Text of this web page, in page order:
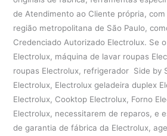
de Atendimento ao Cliente própria,
região metropolitana de São Paulo,
Credenciado Autorizado Electrolux. Se
Electrolux, máquina de lavar roupas
roupas Electrolux, refrigerador Side by
Electrolux, Electrolux geladeira duplex
Electrolux, Cooktop Electrolux, Forno
Electrolux, necessitarem de reparos, e
de garantia de fábrica da Electrolux,